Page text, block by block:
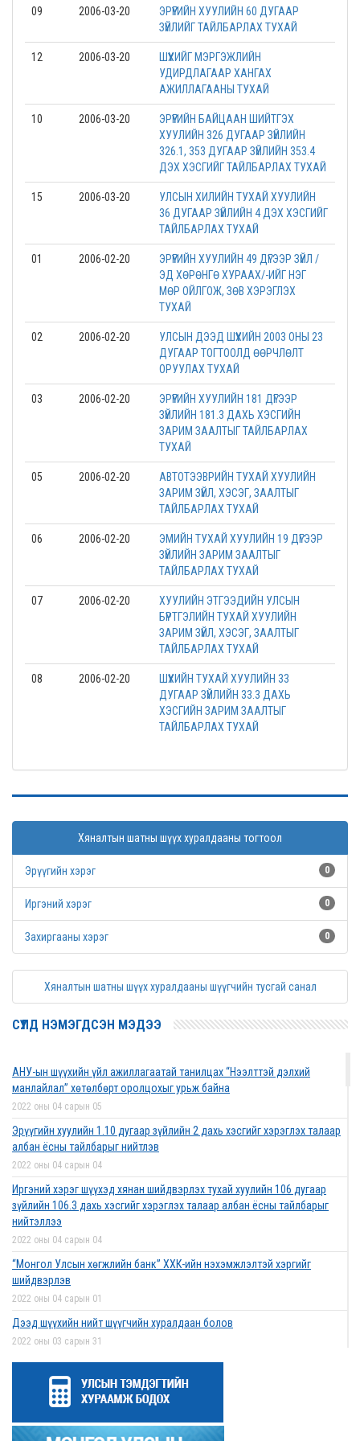
09 2006-03-20
ЭРҮҮГИЙН ХУУЛИЙН 60 ДУГААР
ЗҮЙЛИЙГ ТАЙЛБАРЛАХ ТУХАЙ
12 2006-03-20
ШҮҮХИЙГ МЭРГЭЖЛИЙН
УДИРДЛАГААР ХАНГАХ
АЖИЛЛАГААНЫ ТУХАЙ
10 2006-03-20
ЭРҮҮГИЙН БАЙЦААН ШИЙТГЭХ
ХУУЛИЙН 326 ДУГААР ЗҮЙЛИЙН
326.1, 353 ДУГААР ЗҮЙЛИЙН 353.4
ДЭХ ХЭСГИЙГ ТАЙЛБАРЛАХ ТУХАЙ
15 2006-03-20
УЛСЫН ХИЛИЙН ТУХАЙ ХУУЛИЙН
36 ДУГААР ЗҮЙЛИЙН 4 ДЭХ ХЭСГИЙГ
ТАЙЛБАРЛАХ ТУХАЙ
01 2006-02-20
ЭРҮҮГИЙН ХУУЛИЙН 49 ДҮГЭЭР ЗҮЙЛ /
ЭД ХӨРӨНГӨ ХУРААХ/-ИЙГ НЭГ
МӨР ОЙЛГОЖ, ЗӨВ ХЭРЭГЛЭХ
ТУХАЙ
02 2006-02-20
УЛСЫН ДЭЭД ШҮҮХИЙН 2003 ОНЫ 23
ДУГААР ТОГТООЛД ӨӨРЧЛӨЛТ
ОРУУЛАХ ТУХАЙ
03 2006-02-20
ЭРҮҮГИЙН ХУУЛИЙН 181 ДҮГЭЭР
ЗҮЙЛИЙН 181.3 ДАХЬ ХЭСГИЙН
ЗАРИМ ЗААЛТЫГ ТАЙЛБАРЛАХ
ТУХАЙ
05 2006-02-20
АВТОТЭЭВРИЙН ТУХАЙ ХУУЛИЙН
ЗАРИМ ЗҮЙЛ, ХЭСЭГ, ЗААЛТЫГ
ТАЙЛБАРЛАХ ТУХАЙ
06 2006-02-20
ЭМИЙН ТУХАЙ ХУУЛИЙН 19 ДҮГЭЭР
ЗҮЙЛИЙН ЗАРИМ ЗААЛТЫГ
ТАЙЛБАРЛАХ ТУХАЙ
07 2006-02-20
ХУУЛИЙН ЭТГЭЭДИЙН УЛСЫН
БҮРТГЭЛИЙН ТУХАЙ ХУУЛИЙН
ЗАРИМ ЗҮЙЛ, ХЭСЭГ, ЗААЛТЫГ
ТАЙЛБАРЛАХ ТУХАЙ
08 2006-02-20
ШҮҮХИЙН ТУХАЙ ХУУЛИЙН 33
ДУГААР ЗҮЙЛИЙН 33.3 ДАХЬ
ХЭСГИЙН ЗАРИМ ЗААЛТЫГ
ТАЙЛБАРЛАХ ТУХАЙ
Хяналтын шатны шүүх хуралдааны тогтоол
Эрүүгийн хэрэг 0
Иргэний хэрэг 0
Захиргааны хэрэг 0
Хяналтын шатны шүүх хуралдааны шүүгчийн тусгай санал
СҮҮЛД НЭМЭГДСЭН МЭДЭЭ
АНУ-ын шүүхийн үйл ажиллагаатай танилцах “Нээлттэй дэлхий
манлайлал” хөтөлбөрт оролцохыг урьж байна
2022 оны 04 сарын 05
Эрүүгийн хуулийн 1.10 дугаар зүйлийн 2 дахь хэсгийг хэрэглэх талаар
албан ёсны тайлбарыг нийтлэв
2022 оны 04 сарын 04
Иргэний хэрэг шүүхэд хянан шийдвэрлэх тухай хуулийн 106 дугаар
зүйлийн 106.3 дахь хэсгийг хэрэглэх талаар албан ёсны тайлбарыг
нийтэллээ
2022 оны 04 сарын 04
“Монгол Улсын хөгжлийн банк” ХХК-ийн нэхэмжлэлтэй хэргийг
шийдвэрлэв
2022 оны 04 сарын 01
Дээд шүүхийн нийт шүүгчийн хуралдаан болов
2022 оны 03 сарын 31
Нээлттэй ажлын байрны зар
2022 оны 03 сарын 31
Д.Гүрсоронз нарт холбогдох хэргийг хяналтын шатны шүүх
хуралдаанаар хэлэлцүүлэхээс татгалзав